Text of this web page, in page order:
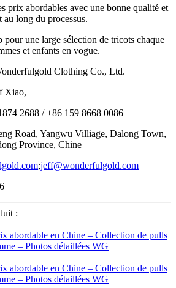
prix abordables avec une bonne qualité et
long du processus.
pour une large sélection de tricots chaque
et enfants en vogue.
Clothing Co., Ltd.
Xiao,
2688 / +86 159 8668 0086
Road, Yangwu Villiage, Dalong Town,
Province, Chine
;jeff@wonderfulgold.com
: